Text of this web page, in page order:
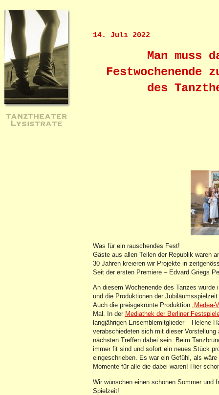
Tanztheater
Lysistrate
14. Juli 2022
Man muss
Festwochenende
des
Was für ein rauschendes Fest!
Gäste aus allen Teilen der Republik waren
30 Jahren kreieren wir Projekte in
Seit der ersten Premiere – Edvard Griegs
An diesem Wochenende des Tanzes
und die Produktionen der
Auch die preisgekrönte Produktion „Medea-
Mal. In der Mediathek der Berliner
langjährigen Ensemblemitglieder – Helene
verabschiedeten sich mit dieser
nächsten Treffen dabei sein. Beim
immer fit sind und sofort ein neues Stück
eingeschrieben. Es war ein Gefühl, als
Momente für alle die dabei waren! Hier
Wir wünschen einen schönen Sommer und
Spielzeit!